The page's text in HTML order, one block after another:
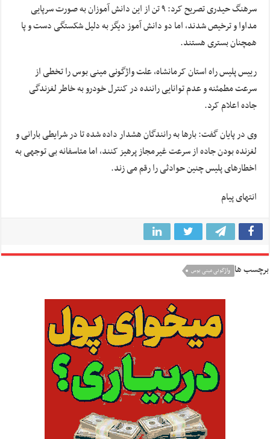
سرهنگ حیدری تصریح کرد: ۹ تن از این دانش آموزان به صورت سرپایی
مداوا و ترخیص شدند، اما دو دانش آموز دیگز به دلیل شکستگی دست و پا
همچنان بستری هستند.
رییس پلیس راه استان کرمانشاه، علت واژگونی مینی بوس را تخطی از
سرعت مطمئنه و عدم توانایی راننده در کنترل خودرو به خاطر لغزندگی
جاده اعلام کرد.
وی در پایان گفت: بارها به رانندگان هشدار داده شده تا در شرایطی بارانی و
لغزنده بودن جاده از سرعت غیرمجاز پرهیز کنند، اما متاسفانه بی توجهی به
اخطارهای پلیس چنین حوادثی را رقم می زند.
انتهای پیام
برچسب ها واژگونی مینی بوس